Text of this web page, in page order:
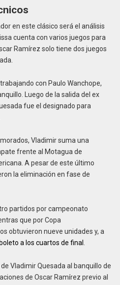
en este clásico será el análisis
cuenta con varios juegos para
Ramírez solo tiene dos juegos
con Paulo Wanchope,
Luego de la salida del ex
fue el designado para
Vladimir suma una
frente al Motagua de
A pesar de este último
la eliminación en fase de
partidos por campeonato
que por Copa
obtuvieron nueve unidades y, a
a los cuartos de final
Vladimir Quesada al banquillo de
de Oscar Ramírez previo al